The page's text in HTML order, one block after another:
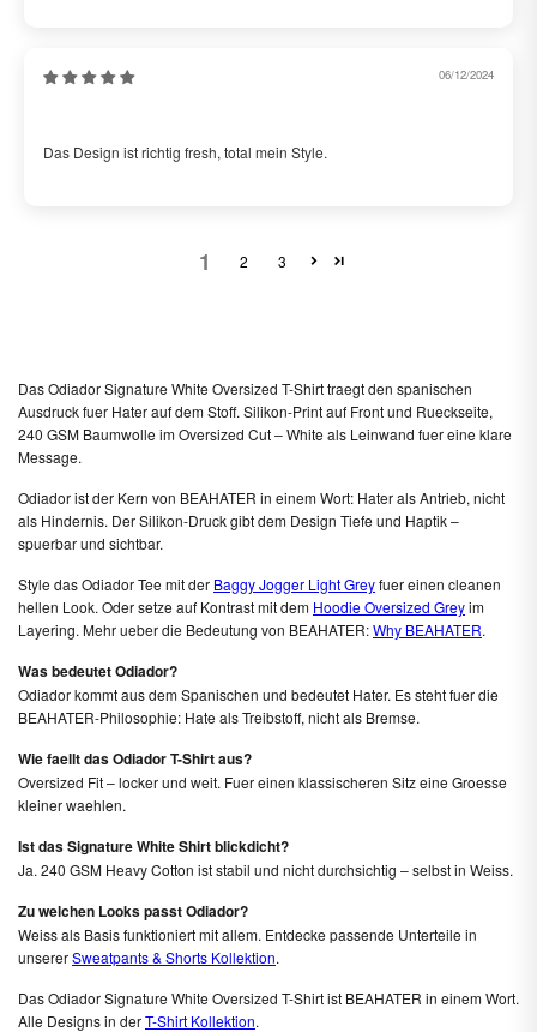
06/12/2024
Das Design ist richtig fresh, total mein Style.
1 2 3
Das Odiador Signature White Oversized T-Shirt traegt den spanischen
Ausdruck fuer Hater auf dem Stoff. Silikon-Print auf Front und Rueckseite,
240 GSM Baumwolle im Oversized Cut – White als Leinwand fuer eine klare
Message.
Odiador ist der Kern von BEAHATER in einem Wort: Hater als Antrieb, nicht
als Hindernis. Der Silikon-Druck gibt dem Design Tiefe und Haptik –
spuerbar und sichtbar.
Style das Odiador Tee mit der Baggy Jogger Light Greyfuer einen cleanen
hellen Look. Oder setze auf Kontrast mit dem Hoodie Oversized Greyim
Layering. Mehr ueber die Bedeutung von BEAHATER:Why BEAHATER.
Was bedeutet Odiador?
Odiador kommt aus dem Spanischen und bedeutet Hater. Es steht fuer die
BEAHATER-Philosophie: Hate als Treibstoff, nicht als Bremse.
Wie faellt das Odiador T-Shirt aus?
Oversized Fit – locker und weit. Fuer einen klassischeren Sitz eine Groesse
kleiner waehlen.
Ist das Signature White Shirt blickdicht?
Ja. 240 GSM Heavy Cotton ist stabil und nicht durchsichtig – selbst in Weiss.
Zu welchen Looks passt Odiador?
Weiss als Basis funktioniert mit allem. Entdecke passende Unterteile in
unsererSweatpants & Shorts Kollektion.
Das Odiador Signature White Oversized T-Shirt ist BEAHATER in einem Wort.
Alle Designs in derT-Shirt Kollektion.